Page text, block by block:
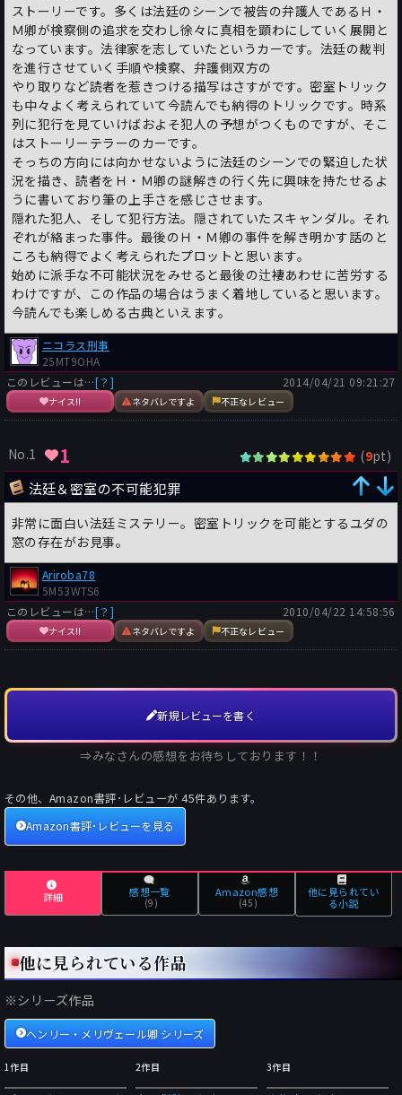
ストーリーです。多くは法廷のシーンで被告の弁護人であるＨ・
Ｍ卿が検察側の追求を交わし徐々に真相を顕わにしていく展開と
なっています。法律家を志していたというカーです。法廷の裁判
を進行させていく手順や検察、弁護側双方の
やり取りなど読者を惹きつける描写はさすがです。密室トリック
も中々よく考えられていて今読んでも納得のトリックです。時系
列に犯行を見ていけばおよそ犯人の予想がつくものですが、そこ
はストーリーテラーのカーです。
そっちの方向には向かせないように法廷のシーンでの緊迫した状
況を描き、読者をＨ・Ｍ卿の謎解きの行く先に興味を持たせるよ
うに書いており筆の上手さを感じさせます。
隠れた犯人、そして犯行方法。隠されていたスキャンダル。それ
ぞれが絡まった事件。最後のＨ・Ｍ卿の事件を解き明かす話のと
ころも納得でよく考えられたプロットと思います。
始めに派手な不可能状況をみせると最後の辻褄あわせに苦労する
わけですが、この作品の場合はうまく着地していると思います。
今読んでも楽しめる古典といえます。
ニコラス刑事
25MT9OHA
このレビューは…[？]
ナイス!! ネタバレですよ 不正なレビュー
2014/04/21 09:21:27
No.1 1 (9pt)
法廷＆密室の不可能犯罪
非常に面白い法廷ミステリー。密室トリックを可能とするユダの
窓の存在がお見事。
Ariroba78
5M53WTS6
このレビューは…[？]
ナイス!! ネタバレですよ 不正なレビュー
2010/04/22 14:58:56
新規レビューを書く
⇒みなさんの感想をお待ちしております！！
その他、Amazon書評･レビューが45件あります。
Amazon書評･レビューを見る
詳細 感想一覧
(9)
Amazon感想
(45)
他に見られてい
る小説
他に見られている作品
※シリーズ作品
ヘンリー・メリヴェール卿 シリーズ
1作目 2作目 3作目